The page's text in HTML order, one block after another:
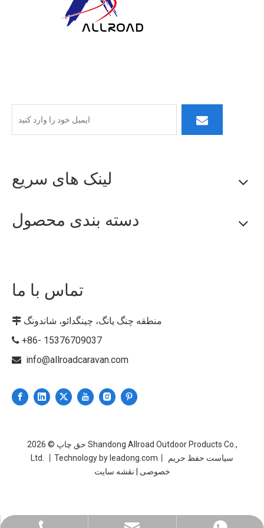
لینک های سریع
دسته بندی محصول
تماس با ما
 منطقه چنگ یانگ، چینگدائو، شاندونگ
 ​​+86- 15376709037
 info@allroadcaravan.com
حق چاپ © 2026
Shandong Allroad Outdoor Products Co.,
Ltd. 丨Technology by leadong.com
سیاست حفظ حریم
خصوصی
نقشه سایت